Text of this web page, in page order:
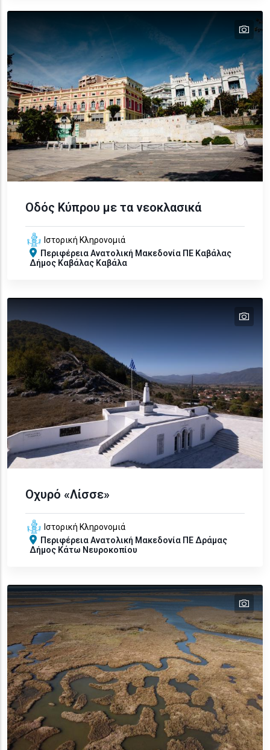
text
text
text
text
Οδός Κύπρου με τα νεοκλασικά
Ιστορική Κληρονομιά
ΠεριφέρειαΑνατολική Μακεδονία ΠΕ Καβάλας
Δήμος Καβάλας Καβάλα
Οχυρό «Λίσσε»
Ιστορική Κληρονομιά
ΠεριφέρειαΑνατολική Μακεδονία ΠΕ Δράμας
Δήμος Κάτω Νευροκοπίου